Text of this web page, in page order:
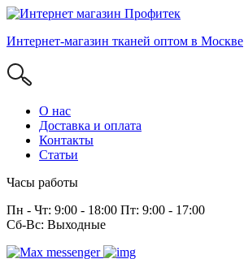
Интернет-магазин тканей оптом в Москве
О нас
Доставка и оплата
Контакты
Статьи
Часы работы
Пн - Чт: 9:00 - 18:00 Пт: 9:00 - 17:00
Сб-Вс: Выходные